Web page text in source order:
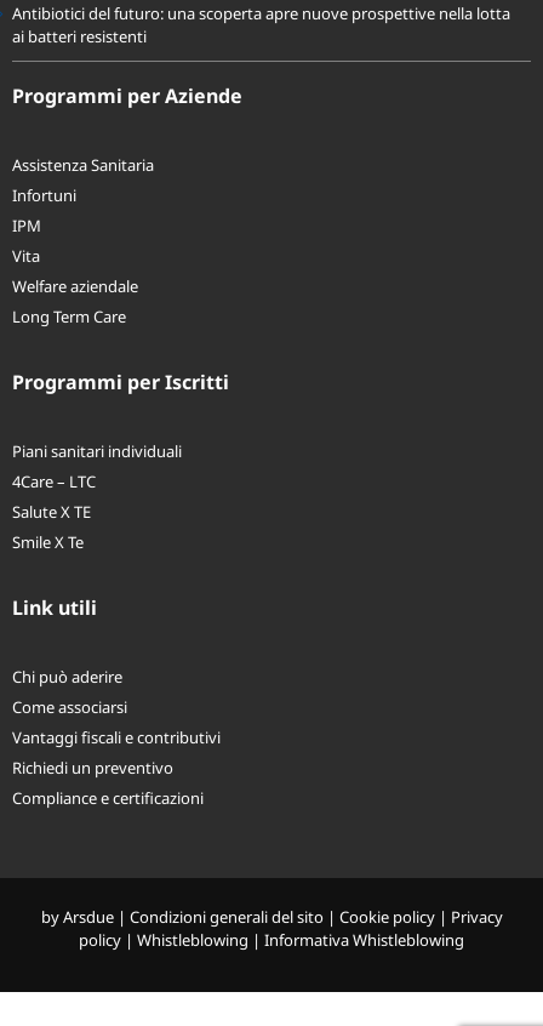
Antibiotici del futuro: una scoperta apre nuove prospettive nella lotta
ai batteri resistenti
Programmi per Aziende
Assistenza Sanitaria
Infortuni
IPM
Vita
Welfare aziendale
Long Term Care
Programmi per Iscritti
Piani sanitari individuali
4Care – LTC
Salute X TE
Smile X Te
Link utili
Chi può aderire
Come associarsi
Vantaggi fiscali e contributivi
Richiedi un preventivo
Compliance e certificazioni
byArsdue| Condizioni generali del sito| Cookie policy| Privacy
policy | Whistleblowing | Informativa Whistleblowing